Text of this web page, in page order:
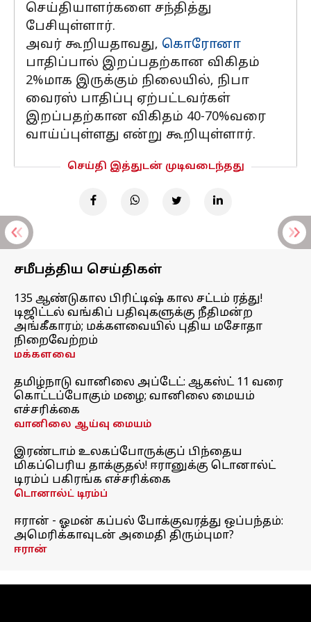
செய்தியாளர்களை சந்தித்து
பேசியுள்ளார்.
அவர் கூறியதாவது, கொரோனா
பாதிப்பால் இறப்பதற்கான விகிதம்
2%மாக இருக்கும் நிலையில், நிபா
வைரஸ் பாதிப்பு ஏற்பட்டவர்கள்
இறப்பதற்கான விகிதம் 40-70%வரை
வாய்ப்புள்ளது என்று கூறியுள்ளார்.
செய்தி இத்துடன் முடிவடைந்தது
சமீபத்திய செய்திகள்
135 ஆண்டுகால பிரிட்டிஷ் கால சட்டம் ரத்து!
டிஜிட்டல் வங்கிப் பதிவுகளுக்கு நீதிமன்ற
அங்கீகாரம்; மக்களவையில் புதிய மசோதா
நிறைவேற்றம்
மக்களவை
தமிழ்நாடு வானிலை அப்டேட்: ஆகஸ்ட் 11 வரை
கொட்டப்போகும் மழை; வானிலை மையம்
எச்சரிக்கை
வானிலை ஆய்வு மையம்
இரண்டாம் உலகப்போருக்குப் பிந்தைய
மிகப்பெரிய தாக்குதல்! ஈரானுக்கு டொனால்ட்
டிரம்ப் பகிரங்க எச்சரிக்கை
டொனால்ட் டிரம்ப்
ஈரான் - ஓமன் கப்பல் போக்குவரத்து ஒப்பந்தம்:
அமெரிக்காவுடன் அமைதி திரும்புமா?
ஈரான்